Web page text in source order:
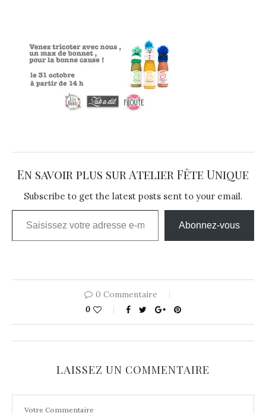
En savoir plus sur Atelier Fête Unique
Subscribe to get the latest posts sent to your email.
Saisissez votre adresse e-mail…
Abonnez-vous
0 Commentaire
0
LAISSEZ UN COMMENTAIRE